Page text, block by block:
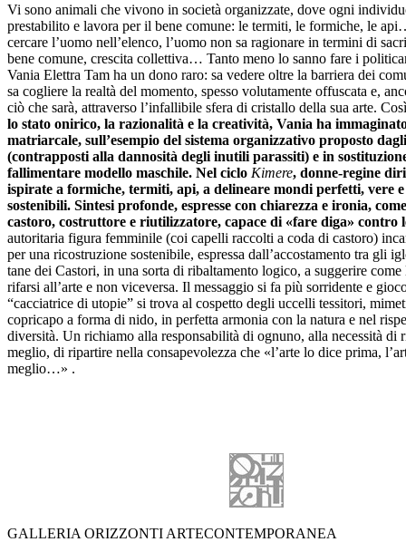
Vi sono animali che vivono in società organizzate, dove ogni
prestabilito e lavora per il bene comune: le termiti, le formiche, le
cercare l’uomo nell’elenco, l’uomo non sa ragionare in termini di
bene comune, crescita collettiva… Tanto meno lo sanno fare i
Vania Elettra Tam ha un dono raro: sa vedere oltre la barriera dei
sa cogliere la realtà del momento, spesso volutamente offuscata e,
ciò che sarà, attraverso l’infallibile sfera di cristallo della sua arte.
lo stato onirico, la razionalità e la creatività, Vania ha
matriarcale, sull’esempio del sistema organizzativo proposto
(contrapposti alla dannosità degli inutili parassiti) e in
fallimentare modello maschile. Nel ciclo Kimere, donne-regine
ispirate a formiche, termiti, api, a delineare mondi perfetti, vere
sostenibili. Sintesi profonde, espresse con chiarezza e ironia,
castoro, costruttore e riutilizzatore, capace di «fare diga» contro
autoritaria figura femminile (coi capelli raccolti a coda di castoro)
per una ricostruzione sostenibile, espressa dall’accostamento tra gli
tane dei Castori, in una sorta di ribaltamento logico, a suggerire come
rifarsi all’arte e non viceversa. Il messaggio si fa più sorridente e
“cacciatrice di utopie” si trova al cospetto degli uccelli tessitori,
copricapo a forma di nido, in perfetta armonia con la natura e nel
diversità. Un richiamo alla responsabilità di ognuno, alla necessità di
meglio, di ripartire nella consapevolezza che «l’arte lo dice prima,
meglio…» .
GALLERIA ORIZZONTI ARTECONTEMPORANEA